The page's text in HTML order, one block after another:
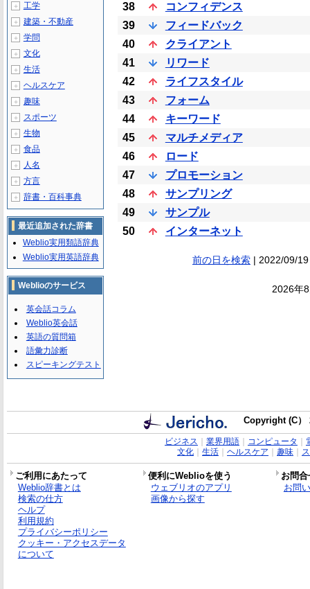
38
コンフィデンス
39
フィードバック
40
クライアント
41
リワード
42
ライフスタイル
43
フォーム
44
キーワード
45
マルチメディア
46
ロード
47
プロモーション
48
サンプリング
49
サンプル
50
インターネット
前の日を検索| 2022/09/
2026年
＋ 工学
＋ 建築・不動産
＋ 学問
＋ 文化
＋ 生活
＋ ヘルスケア
＋ 趣味
＋ スポーツ
＋ 生物
＋ 食品
＋ 人名
＋ 方言
＋ 辞書・百科事典
最近追加された辞書
Weblio実用類語辞典
Weblio実用英語辞典
Weblioのサービス
英会話コラム
Weblio英会話
英語の質問箱
語彙力診断
スピーキングテスト
Copyright (C
ビジネス 業界用語｜ コンピュータ
文化｜ 生活｜ ヘルスケア 趣味｜
ご利用にあたって 便利にWeblioを使う
お問
Weblio辞書とは
検索の仕方
ヘルプ
利用規約
プライバシーポリシー
クッキー・アクセスデータ
について
ウェブリオのアプリ
画像から探す
お問